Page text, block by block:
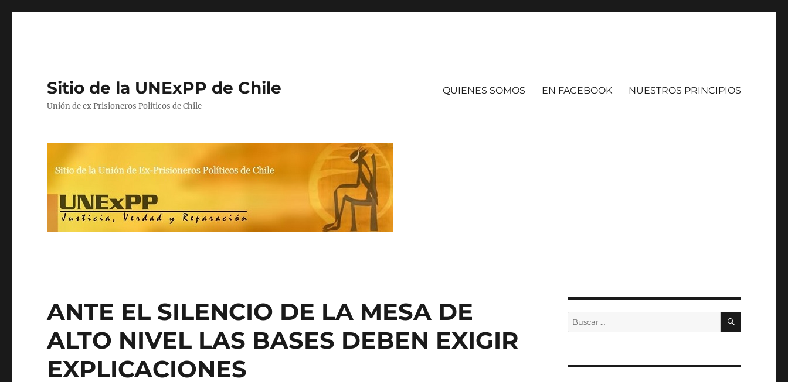
Sitio de la UNExPP de Chile
Unión de ex Prisioneros Políticos de Chile
QUIENES SOMOS EN FACEBOOK NUESTROS PRINCIPIOS
ANTE EL SILENCIO DE LA MESA DE
ALTO NIVEL LAS BASES DEBEN EXIGIR
EXPLICACIONES
Buscar
por:
BUSCAR